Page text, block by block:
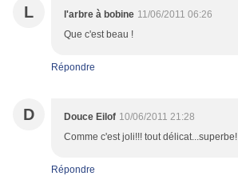
L l'arbre à bobine 11/06/2011 06:26
Que c'est beau !
Répondre
D Douce Eilof 10/06/2011 21:28
Comme c'est joli!!! tout délicat...superbe!
Répondre